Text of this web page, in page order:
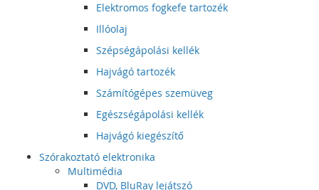
Elektromos fogkefe tartozék
Illóolaj
Szépségápolási kellék
Hajvágó tartozék
Számítógépes szemüveg
Egészségápolási kellék
Hajvágó kiegészítő
Szórakoztató elektronika
Multimédia
DVD, BluRay lejátszó